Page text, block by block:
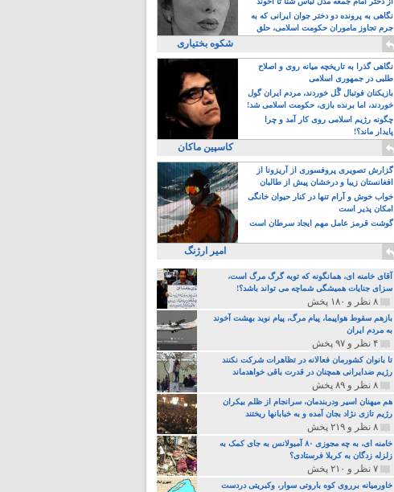
مسلمان همجنسگرا!
نگاهی به پرونده دو دختر جوان ایرانی که به
جرم تجاوز ماموران حکومت اسلامی، حلق
آویز شدند!
شکوه بختیاری
نگاهی گذرا به تاریخچه میانه روی و اصلاح
طلبی در جمهوری اسلامی
بازیکنان فوتبال گًل خوردند، مردم ایران گول
خوردند، اما برنده بازی، حکومت اسلامی شد!
چگونه رژیم اسلامی روی کار آمد و چرا
پایدار ماند؟!
کاسپین ماکان
گزارش تصویری پروفسوری از آریزونا از
افغانستان زیبا و درخشان پیش از طالبان
خواب خوش و آرام تنها در کنار حیوان خانگی
امکان پذیر است
گوشت قرمز عامل مهم ایجاد سرطان است
امیر ارژنگ
آقای خامنه ای، همانگونه که توبه گرگ مرگ است،
سزای جنایات همیشگی شماچه می تواند باشد؟!
۸ نظر و ۱۸۰ پخش
بازهم سقوط هواپیما، پیام مرگ، پیام نوید بهشت آخوند
به مردم ایران
۴ نظر و ۹۷ پخش
تا بانوان کشورمان فعالانه در تظاهرات شرکت نکنند
رژیم ضدایرانی همچنان در قدرت باقی خواهدماند
۸ نظر و ۸۹ پخش
هم میهنان اسیر ودربندمان، سرانجام از ظلم بیکران
رژیم تازی نژاد بجان آمده و به خبابانها ریختند
۸ نظر و ۲۱۹ پخش
خامنه ای، به چه مجوزی ۸۰ آمبولانس به جای کمک به
زلزله زدگان به کربلا فرستادی؟
۷ نظر و ۲۱۰ پخش
خاورمیانه برروی کوه باروتی سوار، وکبریتی دردست